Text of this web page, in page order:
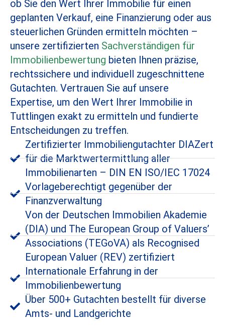
ob Sie den Wert Ihrer Immobilie für einen
geplanten Verkauf, eine Finanzierung oder aus
steuerlichen Gründen ermitteln möchten –
unsere zertifizierten Sachverständigen für
Immobilienbewertung bieten Ihnen präzise,
rechtssichere und individuell zugeschnittene
Gutachten. Vertrauen Sie auf unsere
Expertise, um den Wert Ihrer Immobilie in
Tuttlingen exakt zu ermitteln und fundierte
Entscheidungen zu treffen.
Zertifizierter Immobiliengutachter DIAZert
für die Marktwertermittlung aller
Immobilienarten – DIN EN ISO/IEC 17024
Vorlageberechtigt gegenüber der
Finanzverwaltung
Von der Deutschen Immobilien Akademie
(DIA) und The European Group of Valuers’
Associations (TEGoVA) als Recognised
European Valuer (REV) zertifiziert
Internationale Erfahrung in der
Immobilienbewertung
Über 500+ Gutachten bestellt für diverse
Amts- und Landgerichte